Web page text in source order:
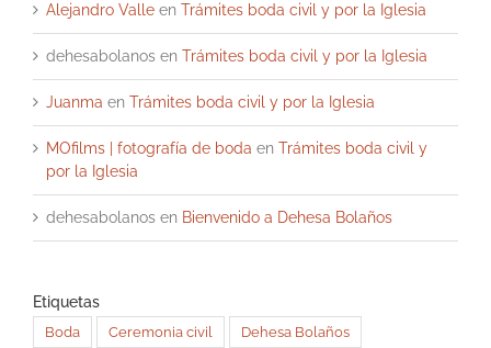
Alejandro Valle en Trámites boda civil y por la Iglesia
dehesabolanos en Trámites boda civil y por la Iglesia
Juanma en Trámites boda civil y por la Iglesia
MOfilms | fotografía de boda en Trámites boda civil y
por la Iglesia
dehesabolanos en Bienvenido a Dehesa Bolaños
Etiquetas
Boda Ceremonia civil Dehesa Bolaños